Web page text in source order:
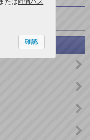
または両備バス
確認